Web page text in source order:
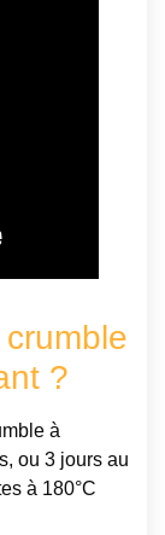
?
à
ou 3 jours au
à 180°C